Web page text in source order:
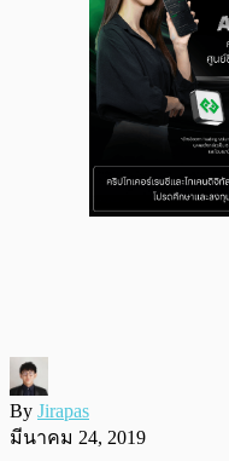
By Jirapas
มีนาคม 24, 2019